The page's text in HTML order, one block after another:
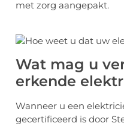
met zorg aangepakt.
Wat mag u
erkende
Wanneer u een
gecertificeerd is door